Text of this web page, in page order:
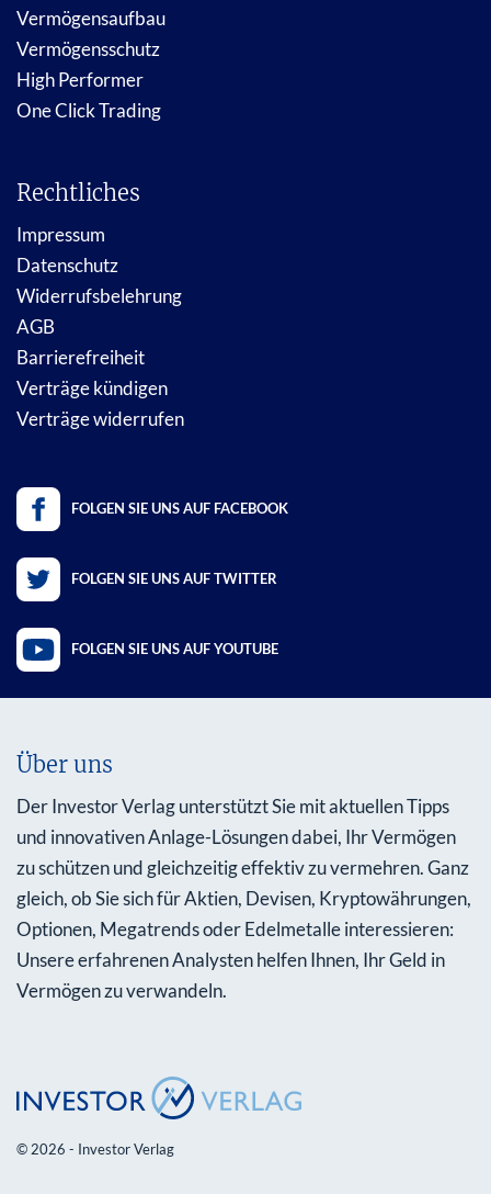
Vermögensaufbau
Vermögensschutz
High Performer
One Click Trading
Rechtliches
Impressum
Datenschutz
Widerrufsbelehrung
AGB
Barrierefreiheit
Verträge kündigen
Verträge widerrufen
FOLGEN SIE UNS AUF FACEBOOK
FOLGEN SIE UNS AUF TWITTER
FOLGEN SIE UNS AUF YOUTUBE
Über uns
Der Investor Verlag unterstützt Sie mit aktuellen Tipps
und innovativen Anlage-Lösungen dabei, Ihr Vermögen
zu schützen und gleichzeitig effektiv zu vermehren. Ganz
gleich, ob Sie sich für Aktien, Devisen, Kryptowährungen,
Optionen, Megatrends oder Edelmetalle interessieren:
Unsere erfahrenen Analysten helfen Ihnen, Ihr Geld in
Vermögen zu verwandeln.
© 2026 - Investor Verlag